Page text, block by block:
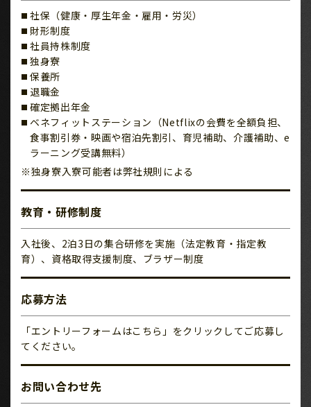
社保（健康・厚生年金・雇用・労災）
財形制度
社員持株制度
独身寮
保養所
退職金
確定拠出年金
ベネフィットステーション（Netflixの会費を全額負担、
食事割引券・映画や宿泊先割引、育児補助、介護補助、e
ラーニング受講無料）
※独身寮入寮可能者は弊社規則による
教育・研修制度
入社後、2泊3日の集合研修を実施（法定教育・指定教
育）、資格取得支援制度、ブラザー制度
応募方法
「エントリーフォームはこちら」をクリックしてご応募し
てください。
お問い合わせ先